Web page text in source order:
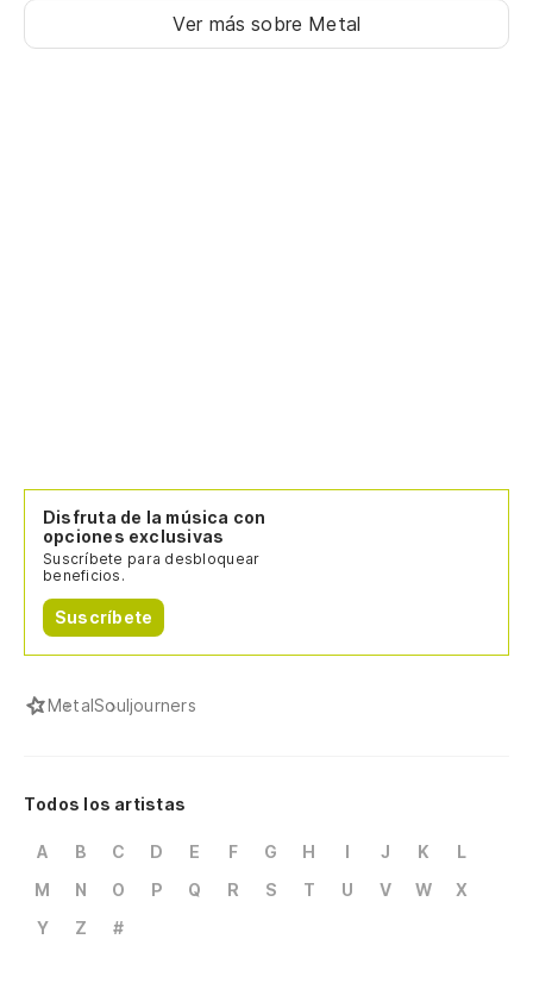
Ver más sobre Metal
Disfruta de la música con
opciones exclusivas
Suscríbete para desbloquear
beneficios.
Suscríbete
MetalSouljourners
Todos los artistas
A B C D E F G H I J K
L
M
N O P Q R S T U V W
X
Y
Z #